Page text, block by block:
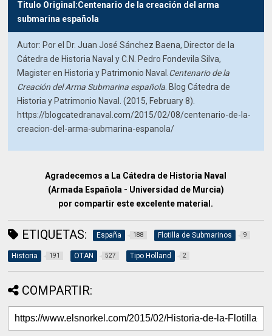
Titulo Original:Centenario de la creación del arma
submarina española
Autor: Por el Dr. Juan José Sánchez Baena, Director de la
Cátedra de Historia Naval y C.N. Pedro Fondevila Silva,
Magister en Historia y Patrimonio Naval. Centenario de la
Creación del Arma Submarina española . Blog Cátedra de
Historia y Patrimonio Naval. (2015, February 8).
https://blogcatedranaval.com/2015/02/08/centenario-de-la-
creacion-del-arma-submarina-espanola/
Agradecemos a La Cátedra de Historia Naval
(Armada Española - Universidad de Murcia)
por compartir este excelente material.
ETIQUETAS: España 188 Flotilla de Submarinos 9
Historia 191 OTAN 527 Tipo Holland 2
COMPARTIR: